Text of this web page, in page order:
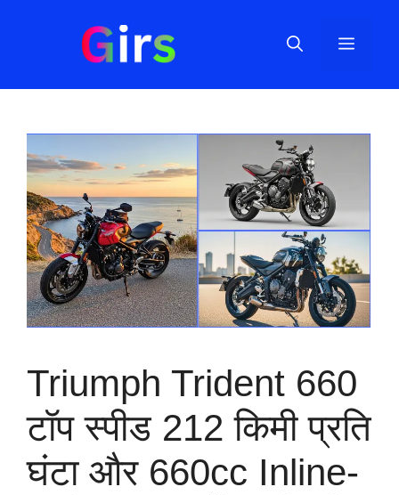
Menu
Triumph Trident 660
टॉप स्पीड 212 किमी प्रति
घंटा और 660cc Inline-